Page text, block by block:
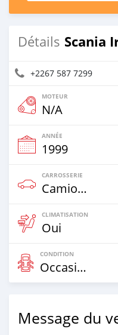
Détails Scania
+2267 587 7299
MOTEUR
N/A
ANNÉE
1999
CARROSSERIE
Camion De Plus De 7,5t
CLIMATISATION
Oui
CONDITION
Occasion
Message du